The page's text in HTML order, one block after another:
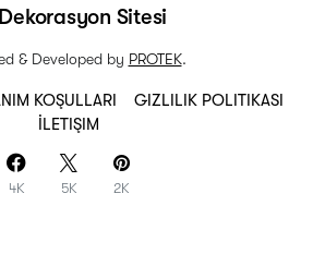
KOŞULLARI
GIZLILIK POLITIKASI
İLETIŞIM
4K 5K 2K
Sitesi
& Developed by PROTEK.